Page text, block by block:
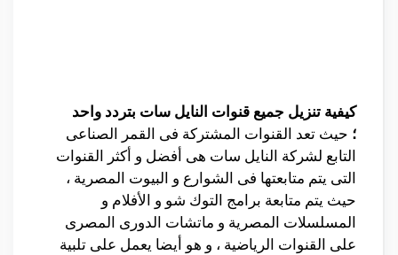
كيفية تنزيل جميع قنوات النايل سات بتردد واحد
؛ حيث تعد القنوات المشتركة فى القمر الصناعى
التابع لشركة النايل سات هى أفضل و أكثر القنوات
التى يتم متابعتها فى الشوارع و البيوت المصرية ،
حيث يتم متابعة برامج التوك شو و الأفلام و
المسلسلات المصرية و ماتشات الدورى المصرى
على القنوات الرياضية ، و هو أيضا يعمل على تلبية